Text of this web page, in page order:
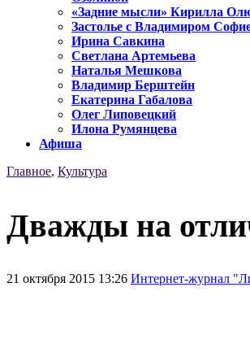
«Задние мысли» Кирилла
Застолье с Владимиром
Ирина Савкина
Светлана Артемьева
Наталья Мешкова
Владимир Берштейн
Екатерина Габалова
Олег Липовецкий
Илона Румянцева
Афиша
Главное, Культура
Дважды на
21 октября 2015 13:26 Интернет-журнал